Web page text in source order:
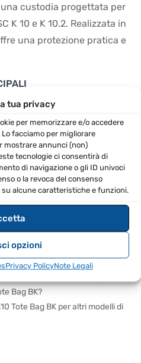
tua privacy
per memorizzare e/o accedere
facciamo per migliorare
mostrare annunci (non)
tecnologie ci consentirà di
di navigazione o gli ID univoci
o la revoca del consenso
alcune caratteristiche e funzioni.
opzioni
Privacy PolicyNote Legali
una custodia progettata per
K 10 e K 10.2. Realizzata in
una protezione pratica e
e K 10.2
i diffusori durante il
Bag BK?
Tote Bag BK per altri modelli di